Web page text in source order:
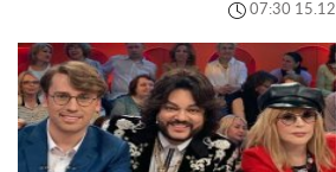
07:30 15.12